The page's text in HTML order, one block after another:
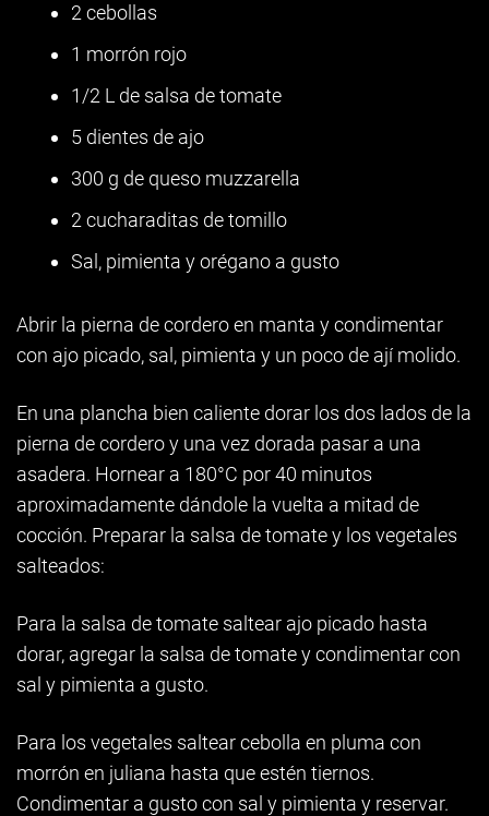
2 cebollas
1 morrón rojo
1/2 L de salsa de tomate
5 dientes de ajo
300 g de queso muzzarella
2 cucharaditas de tomillo
Sal, pimienta y orégano a gusto
Abrir la pierna de cordero en manta y condimentar
con ajo picado, sal, pimienta y un poco de ají molido.
En una plancha bien caliente dorar los dos lados de la
pierna de cordero y una vez dorada pasar a una
asadera. Hornear a 180°C por 40 minutos
aproximadamente dándole la vuelta a mitad de
cocción. Preparar la salsa de tomate y los vegetales
salteados:
Para la salsa de tomate saltear ajo picado hasta
dorar, agregar la salsa de tomate y condimentar con
sal y pimienta a gusto.
Para los vegetales saltear cebolla en pluma con
morrón en juliana hasta que estén tiernos.
Condimentar a gusto con sal y pimienta y reservar.